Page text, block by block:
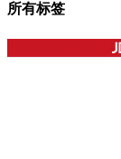
所有标签